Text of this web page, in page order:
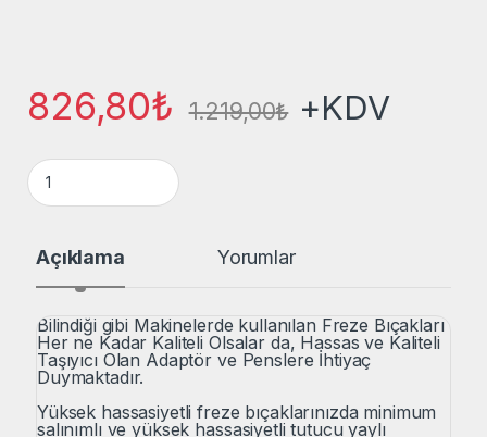
826,80₺ 1.219,00₺ +KDV
Maft ER25 Ø3,0/2,5 mm Freze Bıçak Bağlantı Adaptörü
Açıklama Yorumlar
Bilindiği gibi Makinelerde kullanılan Freze Bıçakları
Her ne Kadar Kaliteli Olsalar da, Hassas ve Kaliteli
Taşıyıcı Olan Adaptör ve Penslere İhtiyaç
Duymaktadır.
Yüksek hassasiyetli freze bıçaklarınızda minimum
salınımlı ve yüksek hassasiyetli tutucu yaylı